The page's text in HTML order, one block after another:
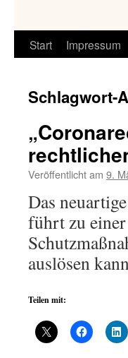
Start Impressum
Schlagwort-
Veröffentlicht am 9.
Das
führt zu
auslösen
Teilen mit: